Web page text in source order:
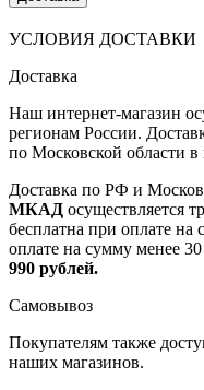
УСЛОВИЯ ДОСТАВКИ
Доставка
Наш интернет-магазин
регионам России.
по Московской области в
Доставка по РФ и
МКАД осуществляется
бесплатна при оплате на
оплате на сумму менее 30
990 рублей.
Самовывоз
Покупателям также
наших магазинов.